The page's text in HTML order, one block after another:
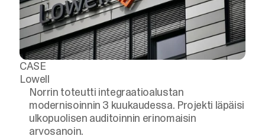
CASE
Lowell
Norrin toteutti integraatioalustan
modernisoinnin 3 kuukaudessa. Projekti läpäisi
ulkopuolisen auditoinnin erinomaisin
arvosanoin.